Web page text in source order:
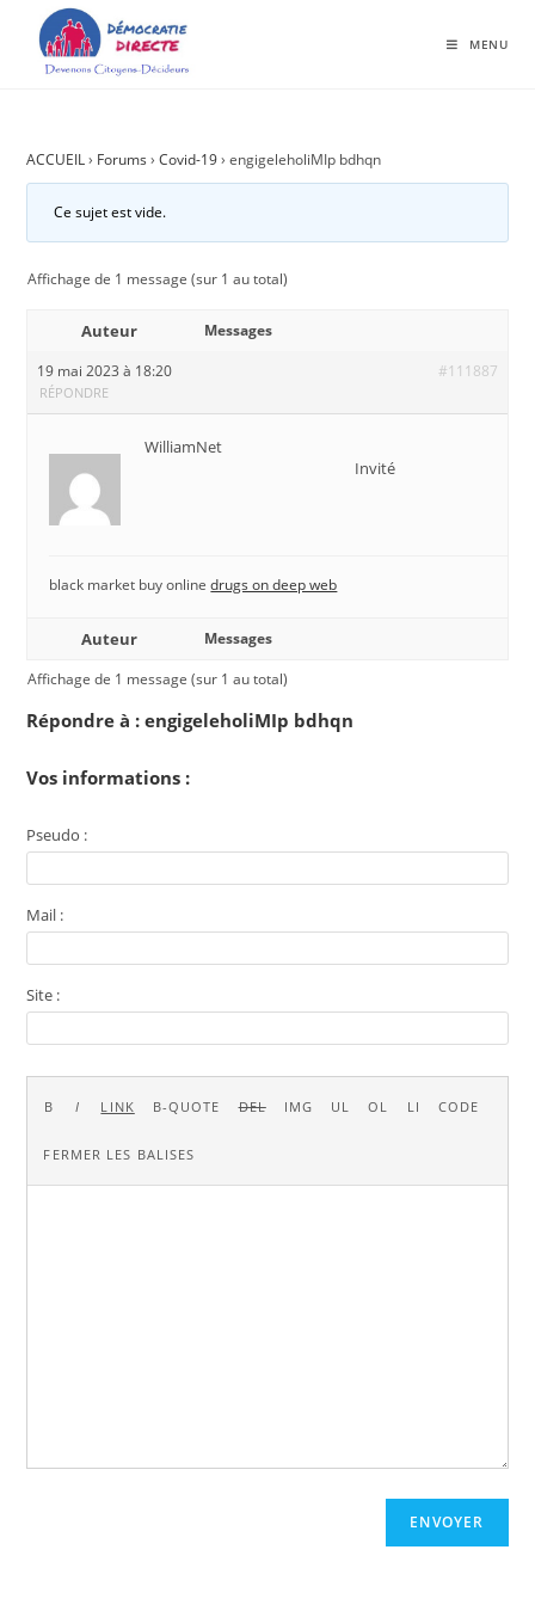
MENU
ACCUEIL › Forums › Covid-19 › engigeleholiMIp bdhqn
Ce sujet est vide.
Affichage de 1 message (sur 1 au total)
Auteur
Messages
19 mai 2023 à 18:20
#111887
RÉPONDRE
WilliamNet
Invité
black market buy onlinedrugs on deep web
Auteur
Messages
Affichage de 1 message (sur 1 au total)
Répondre à : engigeleholiMIp bdhqn
Vos informations :
Pseudo :
Mail :
Site :
ENVOYER